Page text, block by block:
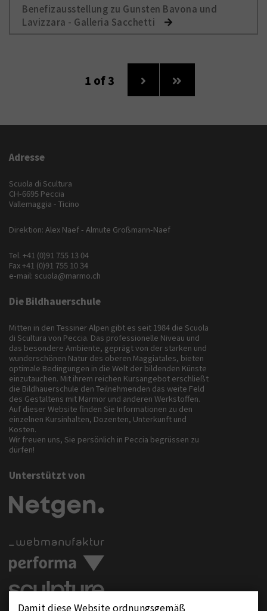
Benefizausstellung zu Gunsten Bavona und
Lavizzara - Galleria Sacchetti
1 of 3
Adresse
Scuola di Scultura
CH-6695 Peccia
Vallemaggia - Ticino
Direktion: Alex Naef - Almute Großmann-Naef
Tel. +41 (0)91 755 13 04
Fax +41 (0)91 755 10 34
e-mail: scuola@marmo.ch
Die Bildhauerschule
Mitten in den Tessiner Alpen gibt es seit 1984 die Scuola
di Scultura von Peccia. Das professionelle Niveau und
das besondere Ambiente, geprägt von der starken und
wunderschönen Natur des oberen Maggiatales, bieten
optimale Bedingungen in die Welt der bildenden Künste
einzutauchen. Mit ihrem reichen Kursangebot erschließt
die Bildhauerschule den Teilnehmenden das weite Feld
des Gestaltens mit Marmor und anderen Werkstoffen.
Auf dieser Website finden Sie Informationen zu den
einzelnen Kursinhalten, Dozenten, Unterkunft und
Kosten.
Wir freuen uns, Sie persönlich in Peccia begrüssen zu
dürfen!
Unterstützt von
Damit diese Website ordnungsgemäß